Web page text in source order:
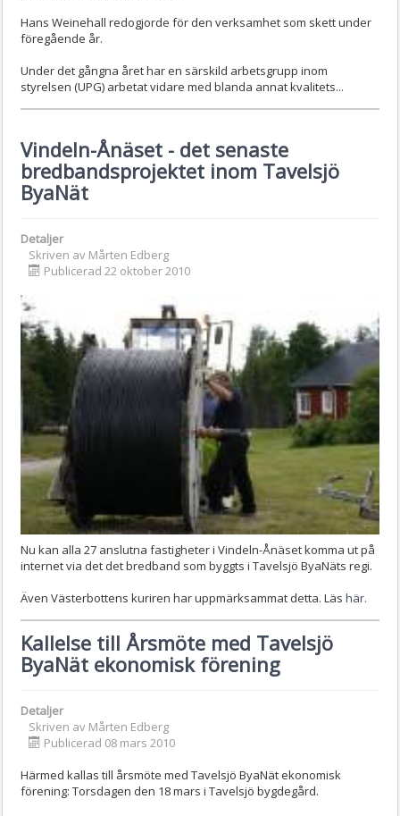
Hans Weinehall redogjorde för den verksamhet som skett under
föregående år.
Under det gångna året har en särskild arbetsgrupp inom
styrelsen (UPG) arbetat vidare med blanda annat kvalitets...
Vindeln-Ånäset - det senaste
bredbandsprojektet inom Tavelsjö
ByaNät
Detaljer
Skriven av Mårten Edberg
Publicerad 22 oktober 2010
Nu kan alla 27 anslutna fastigheter i Vindeln-Ånäset komma ut på
internet via det det bredband som byggts i Tavelsjö ByaNäts regi.
Även Västerbottens kuriren har uppmärksammat detta. Läs här.
Kallelse till Årsmöte med Tavelsjö
ByaNät ekonomisk förening
Detaljer
Skriven av Mårten Edberg
Publicerad 08 mars 2010
Härmed kallas till årsmöte med Tavelsjö ByaNät ekonomisk
förening: Torsdagen den 18 mars i Tavelsjö bygdegård.